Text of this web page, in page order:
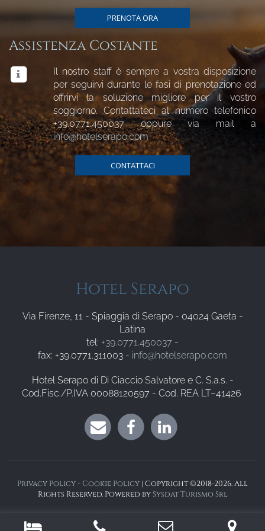
PRENOTA ORA
Assistenza Costante
Il nostro staff è sempre a vostra disposizione
per seguirvi durante le fasi di prenotazione ed
offrirvi la soluzione migliore per il vostro
soggiorno. Contattateci al numero telefonico
+39.0771.450037
oppure via mail a
info@hotelserapo.com
CONTATTACI
Hotel Serapo
Via Firenze, 11 - Spiaggia di Serapo - 04024 Gaeta -
Latina
tel: +39.0771.450037 -
fax: +39.0771.311003 - info@hotelserapo.com
Hotel Serapo di Di Ciaccio Salvatore e C. S.a.s. -
Cod.Fisc./P.IVA 00088120597 - Cod. REA LT–41426
Privacy Policy-Cookie Policy | Copyright ©2018-2026. All
Rights Reserved. Powered bySysdat Turismo Srl